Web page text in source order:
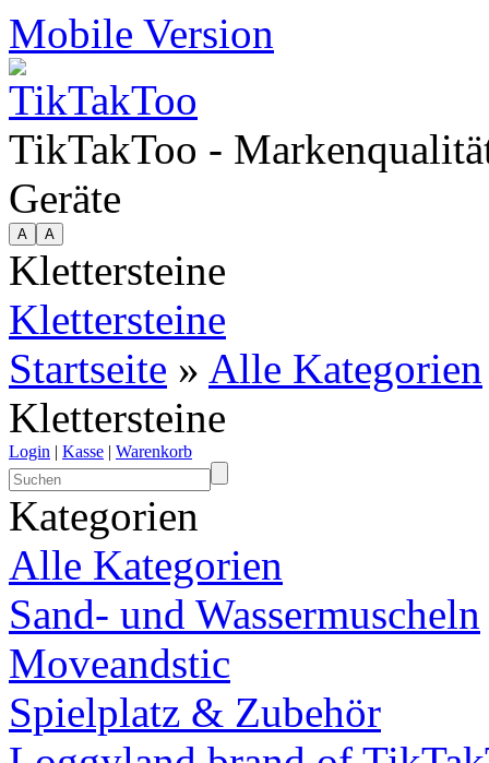
Mobile Version
TikTakToo -
Geräte
Klettersteine
Klettersteine
Startseite » Alle Kategorien
Klettersteine
Login | Kasse | Warenkorb
Kategorien
Alle Kategorien
Sand- und Wassermuscheln
Moveandstic
Spielplatz & Zubehör